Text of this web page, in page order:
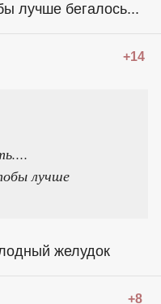
лучше бегалось...
+14
лучше
желудок
+8